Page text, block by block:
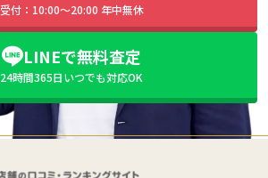
受付：10:00〜20:00 年中無休
LINEで無料査定
24時間365日いつでも対応OK